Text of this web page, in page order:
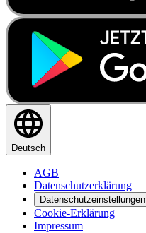
Deutsch
AGB
Datenschutzerklärung
Datenschutzeinstellungen
Cookie-Erklärung
Impressum